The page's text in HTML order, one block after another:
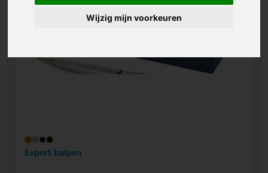
Wijzig mijn voorkeuren
Expert balpen